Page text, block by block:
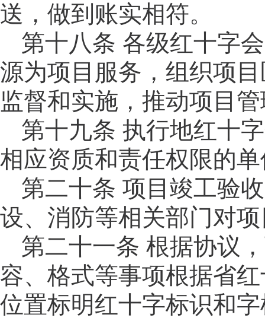
送，做到账实相符。
第十八条 各级红十字
源为项目服务，组织项
监督和实施，推动项目
第十九条 执行地红十
相应资质和责任权限的
第二十条 项目竣工验
设、消防等相关部门对
第二十一条 根据协议
容、格式等事项根据省
位置标明红十字标识和